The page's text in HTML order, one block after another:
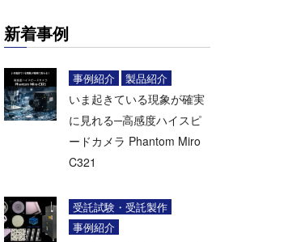
新着事例
事例紹介 製品紹介
いま起きている現象が確実
に見れる─高感度ハイスピ
ードカメラ Phantom Miro
C321
受託試験・受託製作
事例紹介